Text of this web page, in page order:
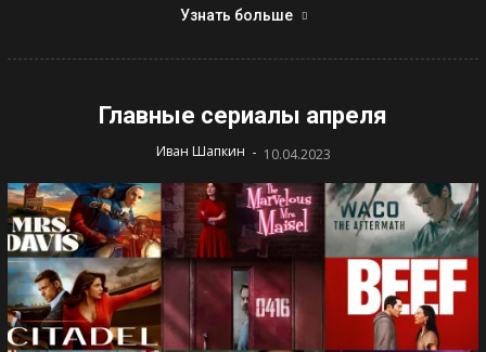
Узнать больше
Главные сериалы апреля
Иван Шапкин - 10.04.2023